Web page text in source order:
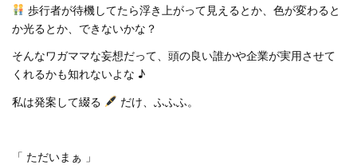
歩行者が待機してたら浮き上がって見えるとか、色が変わると
か光るとか、できないかな？
そんなワガママな妄想だって、頭の良い誰かや企業が実用させて
くれるかも知れないよな ♪
私は発案して綴る
だけ、ふふふ。
「 ただいまぁ 」